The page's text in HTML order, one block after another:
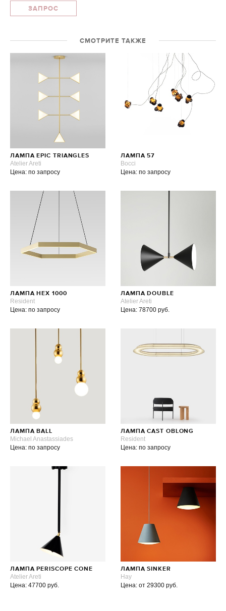
ЗАПРОС
СМОТРИТЕ ТАКЖЕ
ЛАМПА EPIC TRIANGLES
Atelier Areti
Цена: по запросу
ЛАМПА 57
Bocci
Цена: по запросу
ЛАМПА HEX 1000
Resident
Цена: по запросу
ЛАМПА DOUBLE
Atelier Areti
Цена: 78700 руб.
ЛАМПА BALL
Michael Anastassiades
Цена: по запросу
ЛАМПА CAST OBLONG
Resident
Цена: по запросу
ЛАМПА PERISCOPE CONE
Atelier Areti
Цена: 47700 руб.
ЛАМПА SINKER
Hay
Цена: от 29300 руб.